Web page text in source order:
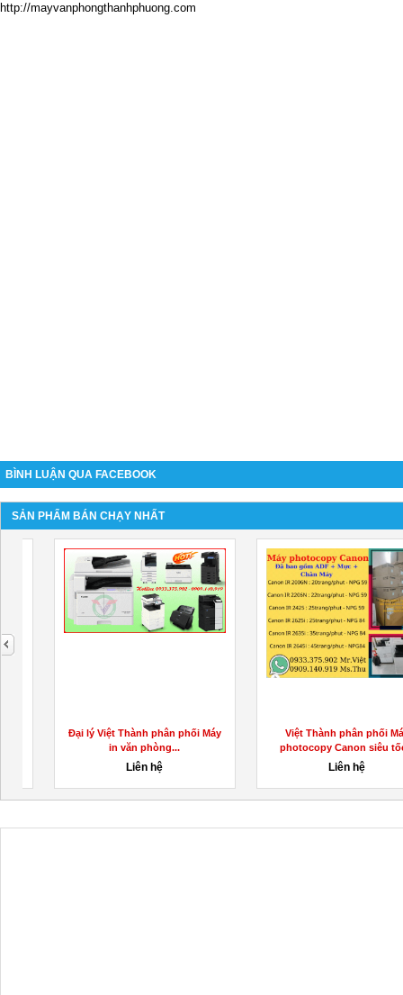
http://mayvanphongthanhphuong.com
BÌNH LUẬN QUA FACEBOOK
SẢN PHẨM BÁN CHẠY NHẤT
Đại lý Việt Thành phân phối Máy
in văn phòng...
Liên hệ
Việt Thành phân phối Máy
photocopy Canon siêu tốc...
Liên hệ